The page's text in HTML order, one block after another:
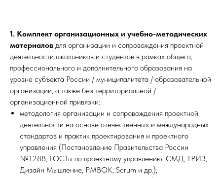
1. Комплект организационных и учебно-методических
материалов для организации и сопровождения проектной
деятельности школьников и студентов в рамках общего,
профессионального и дополнительного образования на
уровне субъекта России / муниципалитета / образовательной
организации, а также без территориальной /
организационной привязки:
методология организации и сопровождения проектной
деятельности на основе отечественных и международных
стандартов и практик проектирования и проектного
управления (Постановление Правительства России
№1288, ГОСТы по проектному управлению, СМД, ТРИЗ,
Дизайн Мышление, PMBOK, Scrum и др.);